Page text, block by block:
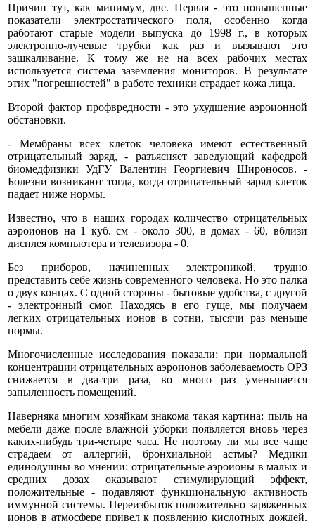
Причин тут, как минимум, две. Первая - это повышенные
показатели электростатического поля, особенно когда
работают старые модели выпуска до 1998 г., в которых
электронно-лучевые трубки как раз и вызывают это
зашкаливание. К тому же не на всех рабочих местах
используется система заземления мониторов. В результате
этих "погрешностей" в работе техники страдает кожа лица.
Второй фактор профвредности - это ухудшение аэроионной
обстановки.
- Мембраны всех клеток человека имеют естественный
отрицательный заряд, - разъясняет заведующий кафедрой
биомедфизики УдГУ Валентин Георгиевич Широносов. -
Болезни возникают тогда, когда отрицательный заряд клеток
падает ниже нормы.
Известно, что в наших городах количество отрицательных
аэроионов на 1 куб. см - около 300, в домах - 60, вблизи
дисплея компьютера и телевизора - 0.
Без приборов, начиненных электроникой, трудно
представить себе жизнь современного человека. Но это палка
о двух концах. С одной стороны - бытовые удобства, с другой
- электронный смог. Находясь в его гуще, мы получаем
легких отрицательных ионов в сотни, тысячи раз меньше
нормы.
Многочисленные исследования показали: при нормальной
концентрации отрицательных аэроионов заболеваемость ОРЗ
снижается в два-три раза, во много раз уменьшается
запыленность помещений.
Наверняка многим хозяйкам знакома такая картина: пыль на
мебели даже после влажной уборки появляется вновь через
каких-нибудь три-четыре часа. Не поэтому ли мы все чаще
страдаем от аллергий, бронхиальной астмы? Медики
единодушны во мнении: отрицательные аэроионы в малых и
средних дозах оказывают стимулирующий эффект,
положительные - подавляют функциональную активность
иммунной системы. Переизбыток положительно заряженных
ионов в атмосфере привел к появлению кислотных дождей.